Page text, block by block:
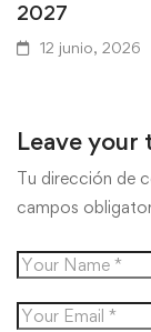
2027
12 junio, 2026
Leave
Tu dirección de
campos